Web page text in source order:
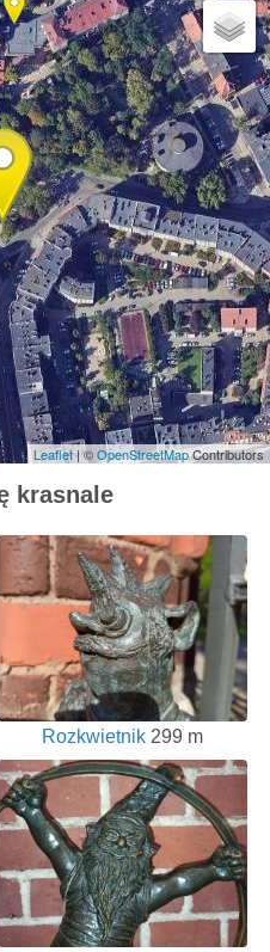
Leaflet| ©OpenStreetMapContributors
krasnale
Rozkwietnik299 m